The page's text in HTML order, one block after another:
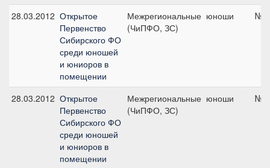
28.03.2012 Открытое
Первенство
Сибирского ФО
среди юношей
и юниоров в
помещении
Межрегиональные
(ЧиПФО, ЗС)
юноши
28.03.2012 Открытое
Первенство
Сибирского ФО
среди юношей
и юниоров в
помещении
Межрегиональные
(ЧиПФО, ЗС)
юноши